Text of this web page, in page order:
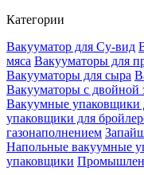
Категории
Вакууматор для Су-вид
мяса Вакууматоры для
Вакууматоры для сыра
Вакууматоры с двойной
Вакуумные упаковщики
упаковщики для
газонаполнением
Напольные вакуумные
упаковщики